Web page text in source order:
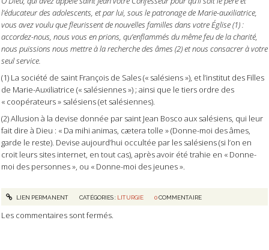
l’éducateur des adolescents, et par lui, sous le patronage de Marie-auxiliatrice,
vous avez voulu que fleurissent de nouvelles familles dans votre Église (1) :
accordez-nous, nous vous en prions, qu’enflammés du même feu de la charité,
nous puissions nous mettre à la recherche des âmes (2) et nous consacrer à votre
seul service.
(1) La société de saint François de Sales (« salésiens »), et l’institut des Filles
de Marie-Auxiliatrice (« salésiennes ») ; ainsi que le tiers ordre des
« coopérateurs » salésiens (et salésiennes).
(2) Allusion à la devise donnée par saint Jean Bosco aux salésiens, qui leur
fait dire à Dieu : « Da mihi animas, cætera tolle » (Donne-moi des âmes,
garde le reste). Devise aujourd’hui occultée par les salésiens (si l’on en
croit leurs sites internet, en tout cas), après avoir été trahie en « Donne-
moi des personnes », ou « Donne-moi des jeunes ».
LIEN PERMANENT CATÉGORIES : LITURGIE 0COMMENTAIRE
Les commentaires sont fermés.